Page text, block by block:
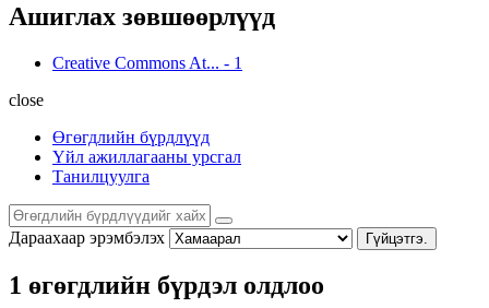
Ашиглах зөвшөөрлүүд
Creative Commons At... - 1
close
Өгөгдлийн бүрдлүүд
Үйл ажиллагааны урсгал
Танилцуулга
Дараахаар эрэмбэлэх Гүйцэтгэ.
1 өгөгдлийн бүрдэл олдлоо